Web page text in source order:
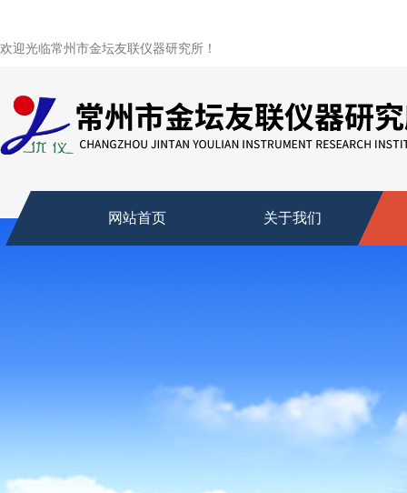
欢迎光临常州市金坛友联仪器研究所！
网站首页 关于我们